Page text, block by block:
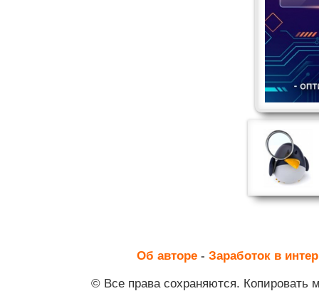
Об авторе- Заработок в
© Все права сохраняются. Копировать